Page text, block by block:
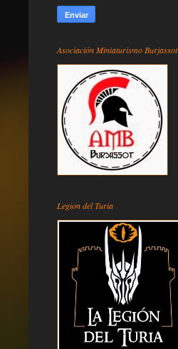
Asociación Miniaturismo Burjassot
Legion del Turia